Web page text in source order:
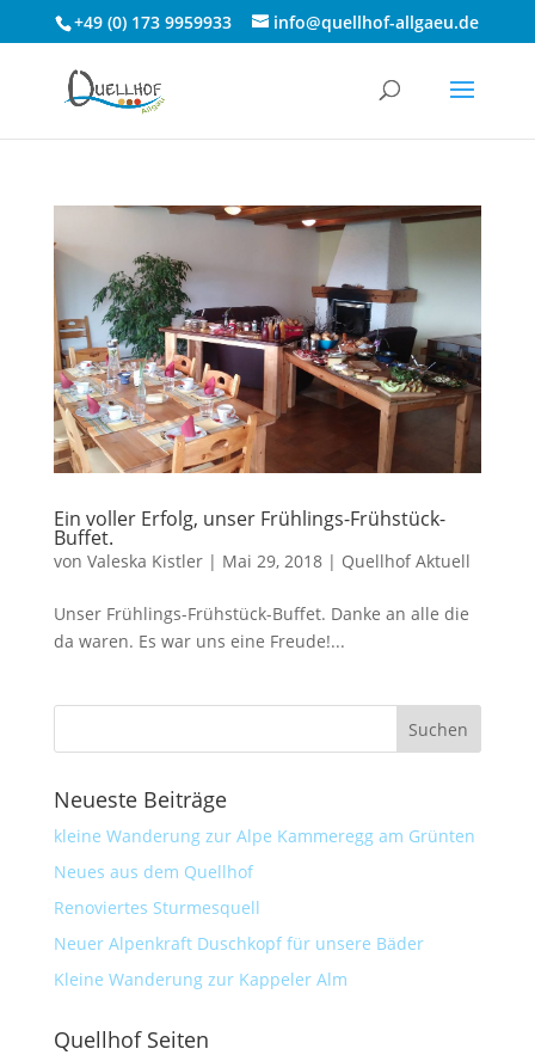
+49 (0) 173 9959933 info@quellhof-allgaeu.de
Ein voller Erfolg, unser Frühlings-Frühstück-
Buffet.
von Valeska Kistler| Mai 29, 2018| Quellhof Aktuell
Unser Frühlings-Frühstück-Buffet. Danke an alle die
da waren. Es war uns eine Freude!...
Neueste Beiträge
kleine Wanderung zur Alpe Kammeregg am Grünten
Neues aus dem Quellhof
Renoviertes Sturmesquell
Neuer Alpenkraft Duschkopf für unsere Bäder
Kleine Wanderung zur Kappeler Alm
Quellhof Seiten